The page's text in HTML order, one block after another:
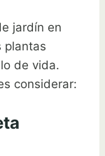
jardín en
plantas
de vida.
considerar: